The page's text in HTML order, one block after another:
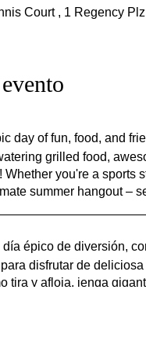
Court , 1 Regency
day of fun, food, and
grilled food,
Whether you're a sports
summer hangout –
día épico de diversión,
para disfrutar de
tira y afloja, jenga